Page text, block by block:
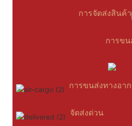
การจัดส่งสินค้า
การข
การขนส่งทางอา
จัดส่งด่วน